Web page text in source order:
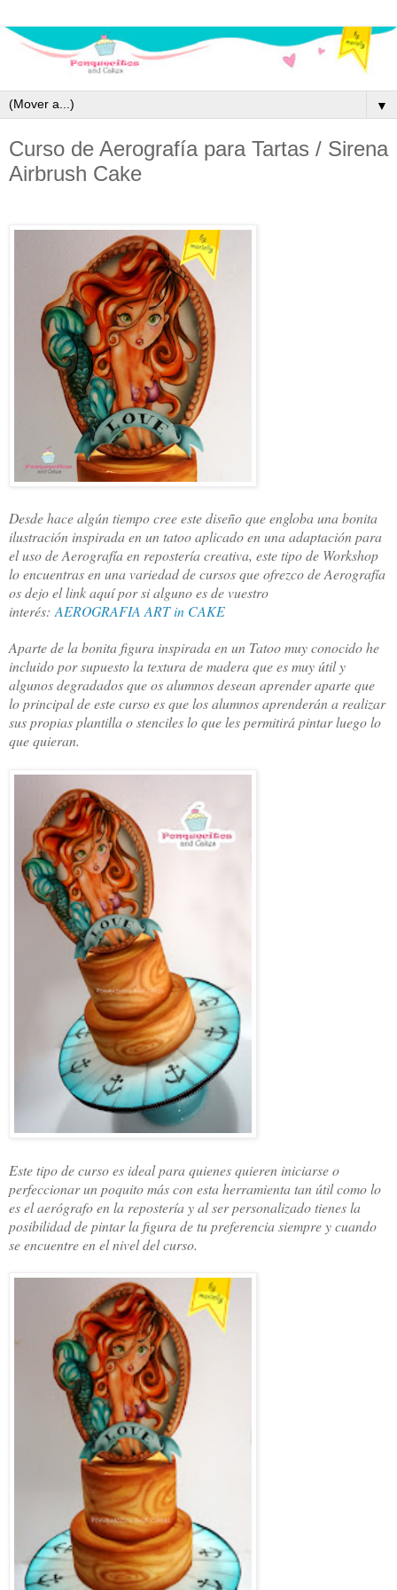
▼
Curso de Aerografía para Tartas / Sirena
Airbrush Cake
Desde hace algún tiempo cree este diseño que engloba una bonita
ilustración inspirada en un tatoo aplicado en una adaptación para
el uso de Aerografía en repostería creativa, este tipo de Workshop
lo encuentras en una variedad de cursos que ofrezco de Aerografía
os dejo el link aquí por si alguno es de vuestro
interés:AEROGRAFIA ART in CAKE
Aparte de la bonita figura inspirada en un Tatoo muy conocido he
incluido por supuesto la textura de madera que es muy útil y
algunos degradados que os alumnos desean aprender aparte que
lo principal de este curso es que los alumnos aprenderán a realizar
sus propias plantilla o stenciles lo que les permitirá pintar luego lo
que quieran.
Este tipo de curso es ideal para quienes quieren iniciarse o
perfeccionar un poquito más con esta herramienta tan útil como lo
es el aerógrafo en la repostería y al ser personalizado tienes la
posibilidad de pintar la figura de tu preferencia siempre y cuando
se encuentre en el nivel del curso.